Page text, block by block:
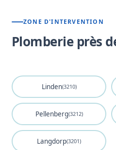
ZONE D'INTERVENTION
Plomberie près
Linden(3210)
Pellenberg(3212)
Langdorp(3201)